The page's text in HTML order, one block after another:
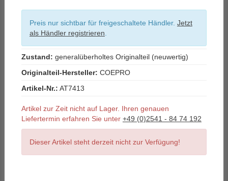
Preis nur sichtbar für freigeschaltete Händler. Jetzt
als Händler registrieren
Zustand: generalüberholtes Originalteil (neuwertig)
Originalteil-Hersteller: COEPRO
Artikel-Nr.: AT7413
Artikel zur Zeit nicht auf Lager. Ihren genauen
Liefertermin erfahren Sie unter +49 (0)2541 - 84 74 192
Dieser Artikel steht derzeit nicht zur Verfügung!